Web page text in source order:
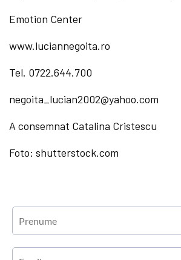
Emotion Center
www.luciannegoita.ro
Tel. 0722.644.700
negoita_lucian2002@yahoo.com
A consemnat Catalina Cristescu
Foto: shutterstock.com